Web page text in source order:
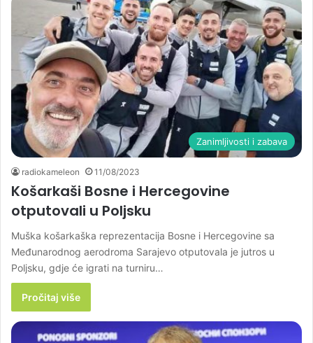
Zanimljivosti i zabava
radiokameleon 11/08/2023
Košarkaši Bosne i Hercegovine
otputovali u Poljsku
Muška košarkaška reprezentacija Bosne i Hercegovine sa
Međunarodnog aerodroma Sarajevo otputovala je jutros u
Poljsku, gdje će igrati na turniru…
Pročitaj više